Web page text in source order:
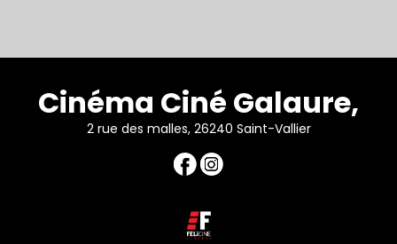
Cinéma Ciné Galaure,
2 rue des malles, 26240 Saint-Vallier